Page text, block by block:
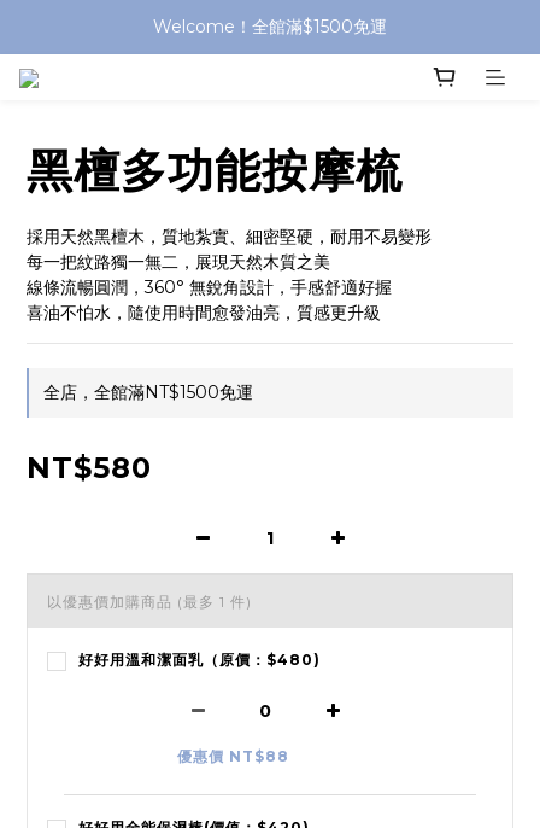
Welcome！全館滿$1500免運
黑檀多功能按摩梳
採用天然黑檀木，質地紮實、細密堅硬，耐用不易變形
每一把紋路獨一無二，展現天然木質之美
線條流暢圓潤，360° 無銳角設計，手感舒適好握
喜油不怕水，隨使用時間愈發油亮，質感更升級
全店，全館滿NT$1500免運
NT$580
以優惠價加購商品 (最多 1 件)
好好用溫和潔面乳（原價：$480)
優惠價 NT$88